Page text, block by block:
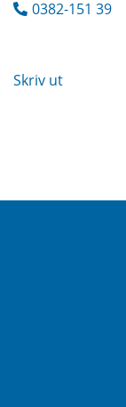
0382-151 39
Skriv ut